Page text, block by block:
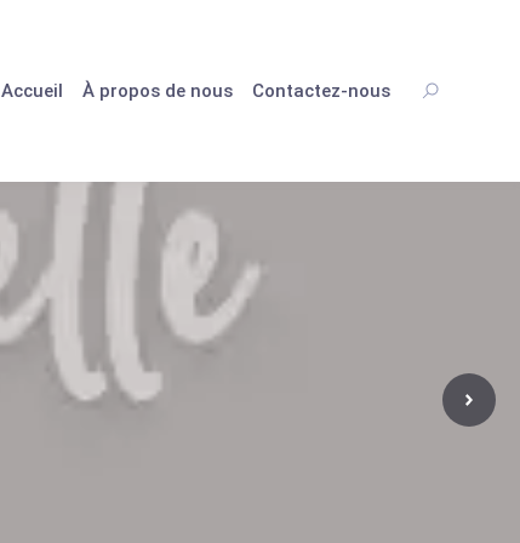
Accueil À propos de nous Contactez-nous